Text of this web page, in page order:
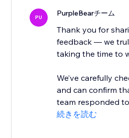
PU PurpleBearチーム
Thank you for
feedback — we
taking the time to
We’ve carefully
and can confirm
team responded to
続きを読む